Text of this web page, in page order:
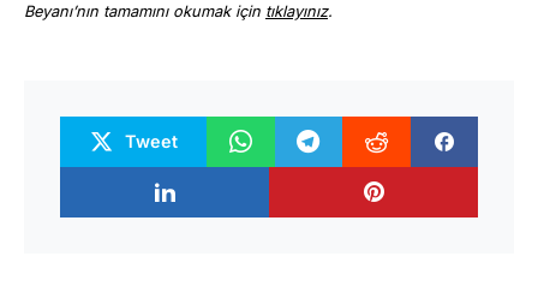
Beyanı’nın tamamını okumak için tıklayınız.
Tweet